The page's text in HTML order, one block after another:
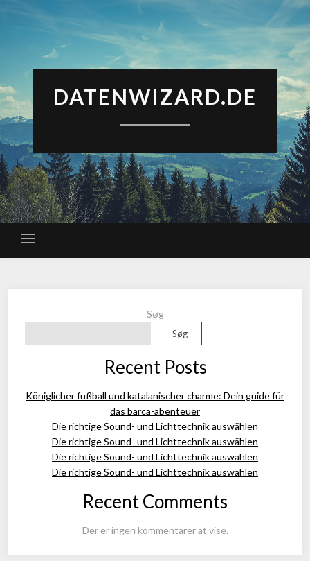
DATENWIZARD.DE
Søg
Søg
Recent Posts
Königlicher fußball und katalanischer charme: Dein guide für
das barca-abenteuer
Die richtige Sound- und Lichttechnik auswählen
Die richtige Sound- und Lichttechnik auswählen
Die richtige Sound- und Lichttechnik auswählen
Die richtige Sound- und Lichttechnik auswählen
Recent Comments
Der er ingen kommentarer at vise.